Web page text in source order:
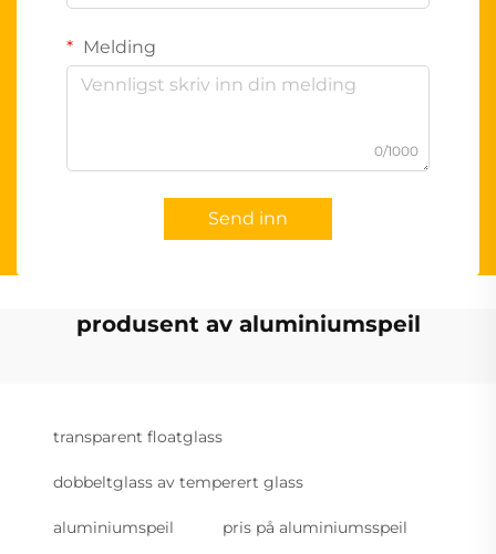
Melding
0/1000
Send inn
produsent av aluminiumspeil
transparent floatglass
dobbeltglass av temperert glass
aluminiumspeil pris på aluminiumsspeil